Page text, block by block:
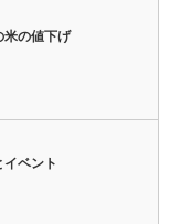
米の値下げ
イベント